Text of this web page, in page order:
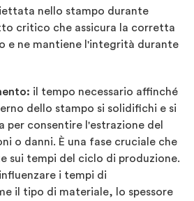
nello stampo durante
critico che assicura la corretta
e ne mantiene l'integrità durante
il tempo necessario affinché
dello stampo si solidifichi e si
per consentire l'estrazione del
o danni. È una fase cruciale che
sui tempi del ciclo di produzione.
i tempi di
il tipo di materiale, lo spessore